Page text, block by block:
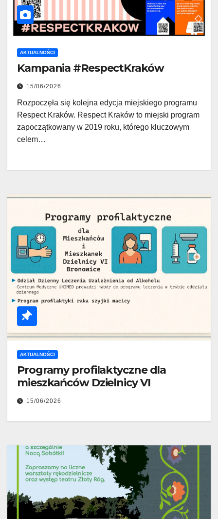
AKTUALNOŚCI
Kampania #RespectKraków
15/06/2026
Rozpoczęła się kolejna edycja miejskiego programu
Respect Kraków. Respect Kraków to miejski program
zapoczątkowany w 2019 roku, którego kluczowym
celem…
AKTUALNOŚCI
Programy profilaktyczne dla
mieszkańców Dzielnicy VI
15/06/2026